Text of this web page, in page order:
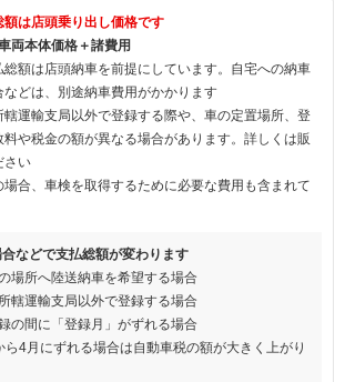
は店頭乗り出し価格です
両本体価格＋諸費用
額は店頭納車を前提にしています。自宅への納車
などは、別途納車費用がかかります
運輸支局以外で登録する際や、車の定置場所、登
や税金の額が異なる場合があります。詳しくは販
さい
合、車検を取得するために必要な費用も含まれて
合などで支払総額が変わります
場所へ陸送納車を希望する場合
轄運輸支局以外で登録する場合
の間に「登録月」がずれる場合
ら4月にずれる場合は自動車税の額が大きく上がり